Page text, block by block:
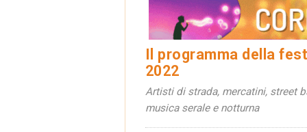
Il programma della
2022
Artisti di strada, mercatini, street
musica serale e notturna